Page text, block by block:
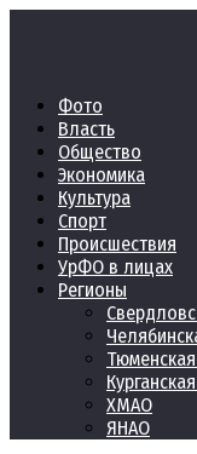
Фото
Власть
Общество
Экономика
Культура
Спорт
Происшествия
УрФО в лицах
Регионы
ХМАО
ЯНАО